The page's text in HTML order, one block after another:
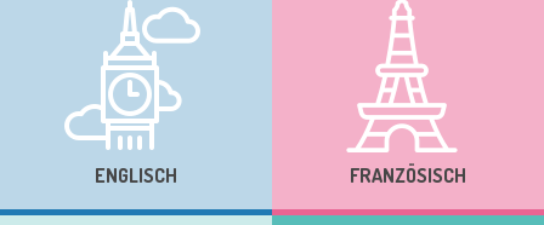
ENGLISCH FRANZÖSISCH